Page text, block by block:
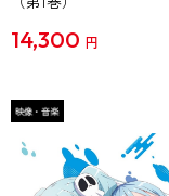
14,300 円